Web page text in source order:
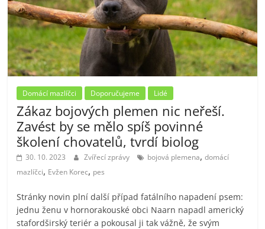
Domácí mazlíčci Doporučujeme Lidé
Zákaz bojových plemen nic neřeší.
Zavést by se mělo spíš povinné
školení chovatelů, tvrdí biolog
30. 10. 2023 Zvířecí zprávy bojová plemena,domácí
mazlíčci, Evžen Korec, pes
Stránky novin plní další případ fatálního napadení psem:
jednu ženu v hornorakouské obci Naarn napadl americký
stafordširský teriér a pokousal ji tak vážně, že svým